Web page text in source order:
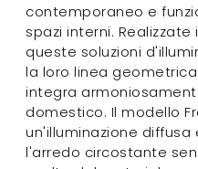
contemporaneo e
spazi interni.
queste soluzioni
la loro linea
integra
domestico. Il modello
un'illuminazione diffusa
l'arredo circostante